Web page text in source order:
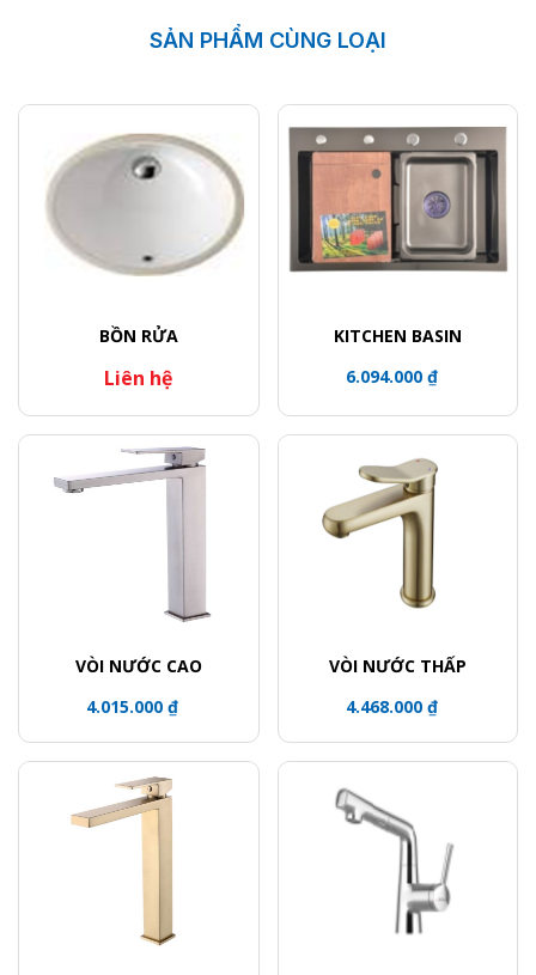
SẢN PHẨM CÙNG LOẠI
BỒN RỬA
Liên hệ
KITCHEN BASIN
6.094.000 ₫
VÒI NƯỚC CAO
4.015.000 ₫
VÒI NƯỚC THẤP
4.468.000 ₫